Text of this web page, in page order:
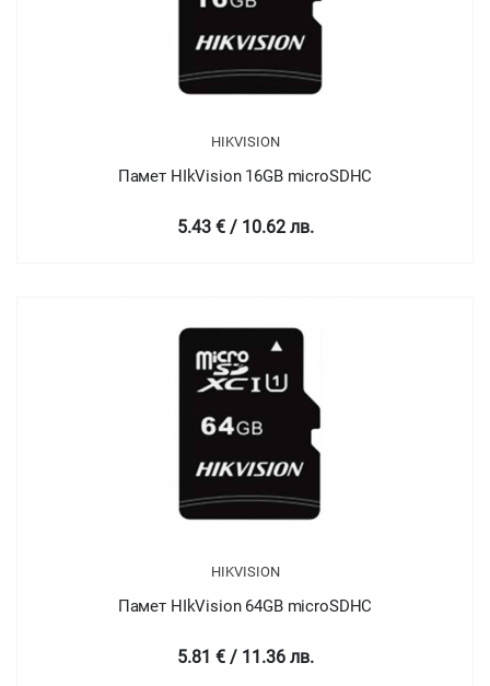
HIKVISION
Памет HIkVision 16GB microSDHC
5.43 € / 10.62 лв.
HIKVISION
Памет HIkVision 64GB microSDHC
5.81 € / 11.36 лв.